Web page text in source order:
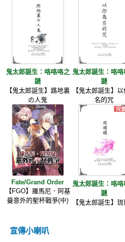
鬼太郎誕生：咯咯咯之
謎
【鬼太郎誕生】路地裏
の人鬼
鬼太郎誕生：咯咯
謎
【鬼太郎誕生】
名的咒
Fate/Grand Order
【FGO】羅馬尼．阿基
曼意外的聖杯戰爭(中)
鬼太郎誕生：咯咯
謎
【鬼太郎誕生】
宣傳小喇叭